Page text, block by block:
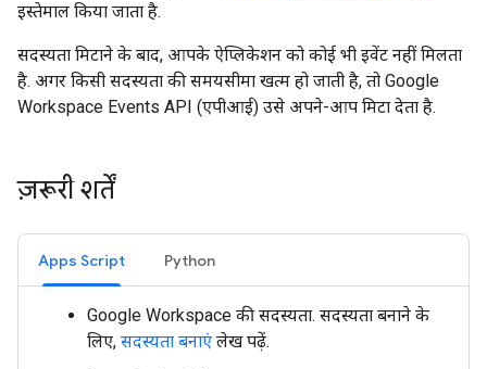
इस्तेमाल किया जाता है.
सदस्यता मिटाने के बाद, आपके ऐप्लिकेशन को कोई भी इवेंट नहीं मिलता
है. अगर किसी सदस्यता की समयसीमा खत्म हो जाती है, तो Google
Workspace Events API (एपीआई) उसे अपने-आप मिटा देता है.
ज़रूरी शर्तें
Apps Script Python
Google Workspace की सदस्यता. सदस्यता बनाने के
लिए, सदस्यता बनाएं लेख पढ़ें.